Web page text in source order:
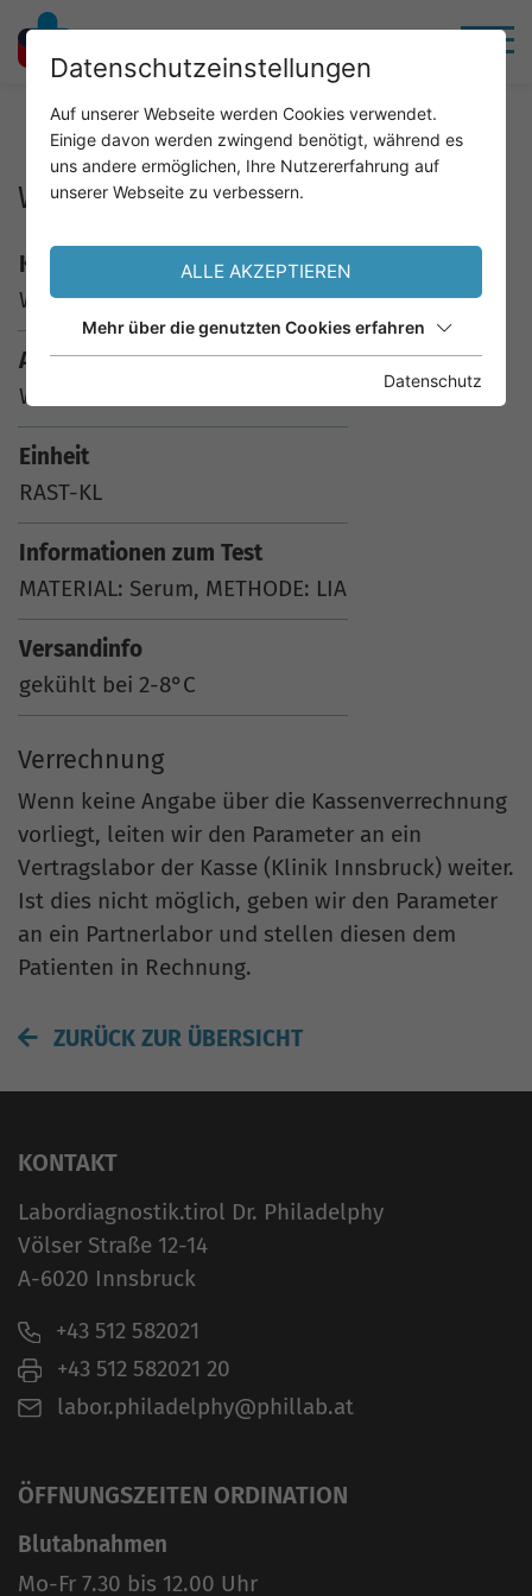
Home Service Analysenkatalog
W20 Brennessel
Kürzel
W20
Analyse
W20 Brennessel
Einheit
RAST-KL
Informationen zum Test
MATERIAL: Serum, METHODE: LIA
Versandinfo
gekühlt bei 2-8°C
Verrechnung
Wenn keine Angabe über die Kassenverrechnung
vorliegt, leiten wir den Parameter an ein
Vertragslabor der Kasse (Klinik Innsbruck) weiter.
Ist dies nicht möglich, geben wir den Parameter
an ein Partnerlabor und stellen diesen dem
Patienten in Rechnung.
ZURÜCK ZUR ÜBERSICHT
KONTAKT
Labordiagnostik.tirol Dr. Philadelphy
Völser Straße 12-14
A-6020 Innsbruck
+43 512 582021
+43 512 582021 20
labor.philadelphy@phillab.at
ÖFFNUNGSZEITEN ORDINATION
Blutabnahmen
Mo-Fr 7.30 bis 12.00 Uhr
Datenschutzeinstellungen
Auf unserer Webseite werden Cookies verwendet.
Einige davon werden zwingend benötigt, während es
uns andere ermöglichen, Ihre Nutzererfahrung auf
unserer Webseite zu verbessern.
ALLE AKZEPTIEREN
Mehr über die genutzten Cookies erfahren
Datenschutz